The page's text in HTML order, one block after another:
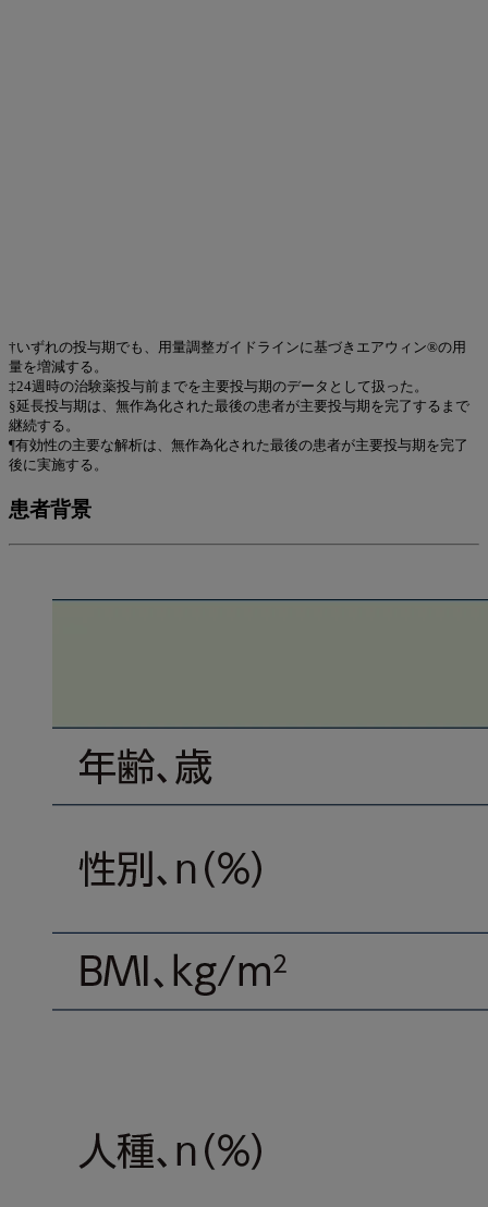
†いずれの投与期でも、用量調整ガイドラインに基づきエアウィン®の用
量を増減する。
‡24週時の治験薬投与前までを主要投与期のデータとして扱った。
§延長投与期は、無作為化された最後の患者が主要投与期を完了するまで
継続する。
¶有効性の主要な解析は、無作為化された最後の患者が主要投与期を完了
後に実施する。
患者背景